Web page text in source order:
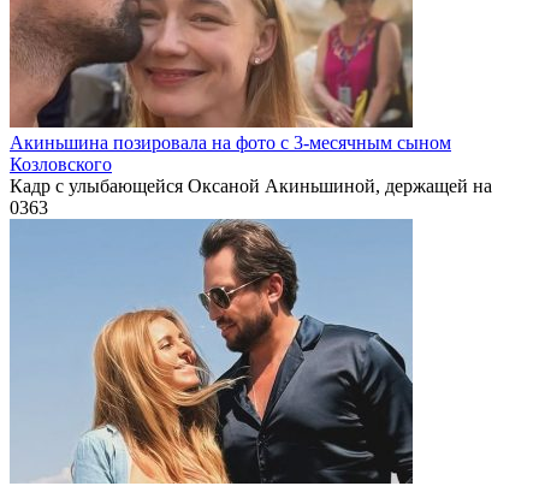
Акиньшина позировала на фото с 3-месячным сыном
Козловского
Кадр с улыбающейся Оксаной Акиньшиной, держащей на
0363